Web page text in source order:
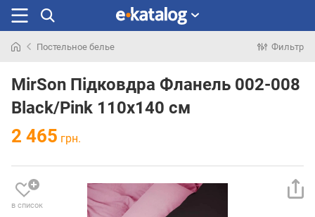
раньше
Постельное белье Фильтр
MirSon Підковдра Фланель 002-008
Black/Pink 110х140 см
2 465 грн.
в список